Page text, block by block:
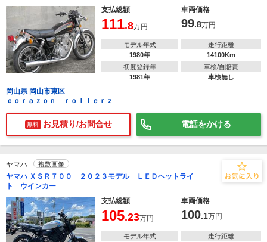
支払総額
車両価格
111.8万円 99.8万円
モデル年式
1980年
走行距離
14100Km
初度登録年
1981年
車検/自賠責
車検無し
岡山県 岡山市東区
ｃｏｒａｚｏｎ ｒｏｌｌｅｒｚ
無料 お見積り/お問合せ 電話をかける
ヤマハ 複数画像
ヤマハ ＸＳＲ７００ ２０２３モデル ＬＥＤヘットライ
ト ウインカー
支払総額
車両価格
105.23万円 100.1万円
モデル年式
走行距離